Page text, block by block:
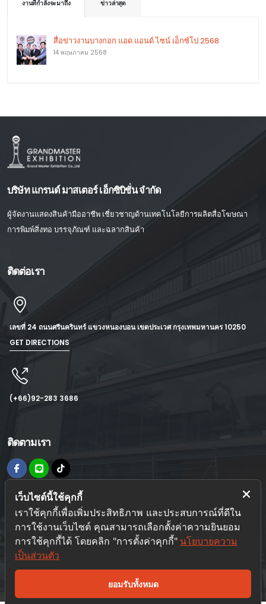
งานที่กำลังจะมาถึง ข่าวล่าสุด
สื่อข่าวงานบางกอก แอด แอนด์ ไซน์ เอ็กซ์โป 2568
14 พฤษภาคม 2568
บริษัท แกรนด์ มาสเตอร์ เอ็กซิบิชั่น จำกัด
ผู้จัดงานแสดงสินค้ามืออาชีพ เชี่ยวชาญด้านเทคโนโลยีการผลิตสื่อโฆษณา
การพิมพ์สิ่งทอ บรรจุภัณฑ์ และฉลากสินค้า
ติดต่อเรา
เลขที่ 24 ถนนศรีนครินทร์ แขวงหนองบอน เขตประเวศ กรุงเทพมหานคร 10250
GET DIRECTIONS
(+66)92-283 3686
ติดตามเรา
ข้อมูลเพิ่มเติม
นโยบายความเป็นส่วนตัว
การเดินทางมาอิมแพค
โรงแรมใกล้สถานที่จัดงาน
เว็บไซต์นี้ใช้คุกกี้
เราใช้คุกกี้เพื่อเพิ่มประสิทธิภาพ และประสบการณ์ที่ดีใน
การใช้งานเว็บไซต์ คุณสามารถเลือกตั้งค่าความยินยอม
การใช้คุกกี้ได้ โดยคลิก "การตั้งค่าคุกกี้" นโยบายความ
เป็นส่วนตัว
ยอมรับทั้งหมด